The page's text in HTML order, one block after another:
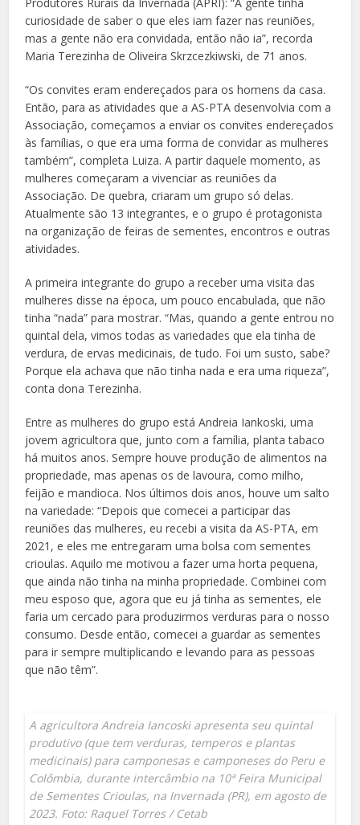
curiosidade de saber o que eles iam fazer nas reuniões,
mas a gente não era convidada, então não ia”, recorda
Maria Terezinha de Oliveira Skrzcezkiwski, de 71 anos.
“Os convites eram endereçados para os homens da casa.
Então, para as atividades que a AS-PTA desenvolvia com a
Associação, começamos a enviar os convites endereçados
às famílias, o que era uma forma de convidar as mulheres
também”, completa Luiza. A partir daquele momento, as
mulheres começaram a vivenciar as reuniões da
Associação. De quebra, criaram um grupo só delas.
Atualmente são 13 integrantes, e o grupo é protagonista
na organização de feiras de sementes, encontros e outras
atividades.
A primeira integrante do grupo a receber uma visita das
mulheres disse na época, um pouco encabulada, que não
tinha “nada” para mostrar. “Mas, quando a gente entrou no
quintal dela, vimos todas as variedades que ela tinha de
verdura, de ervas medicinais, de tudo. Foi um susto, sabe?
Porque ela achava que não tinha nada e era uma riqueza”,
conta dona Terezinha.
Entre as mulheres do grupo está Andreia Iankoski, uma
jovem agricultora que, junto com a família, planta tabaco
há muitos anos. Sempre houve produção de alimentos na
propriedade, mas apenas os de lavoura, como milho,
feijão e mandioca. Nos últimos dois anos, houve um salto
na variedade: “Depois que comecei a participar das
reuniões das mulheres, eu recebi a visita da AS-PTA, em
2021, e eles me entregaram uma bolsa com sementes
crioulas. Aquilo me motivou a fazer uma horta pequena,
que ainda não tinha na minha propriedade. Combinei com
meu esposo que, agora que eu já tinha as sementes, ele
faria um cercado para produzirmos verduras para o nosso
consumo. Desde então, comecei a guardar as sementes
para ir sempre multiplicando e levando para as pessoas
que não têm”.
A agricultora Andreia Iancoski apresenta seu quintal
produtivo (que tem verduras, temperos e plantas
medicinais) para camponesas e camponeses do Peru e
Colômbia, durante intercâmbio na 10ª Feira Municipal
de Sementes Crioulas, na Invernada (PR), em agosto de
2023. Foto: Raquel Torres / Cetab